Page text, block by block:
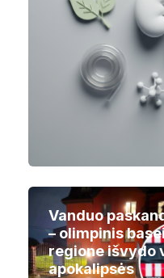
Vanduo
– olimpinis
regione išvydo
apokalipsės